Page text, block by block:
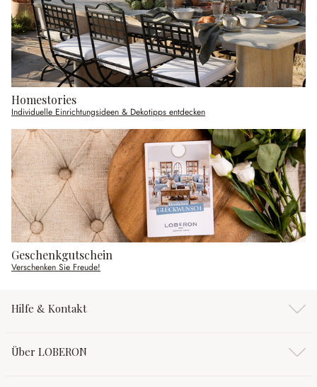
Homestories
Individuelle Einrichtungsideen & Dekotipps entdecken
Geschenkgutschein
Verschenken Sie Freude!
Hilfe & Kontakt
Über LOBERON